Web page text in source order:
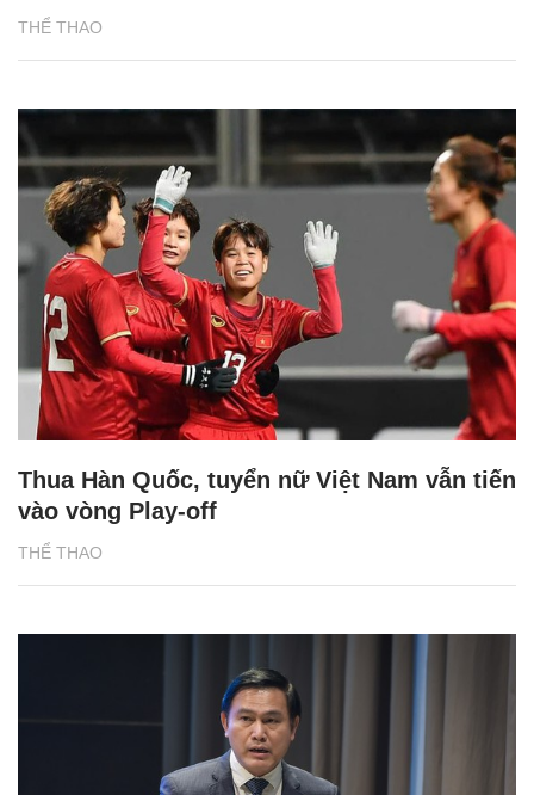
THỂ THAO
THỂ THAO
Thua Hàn Quốc, tuyển nữ Việt Nam vẫn tiến
vào vòng Play-off